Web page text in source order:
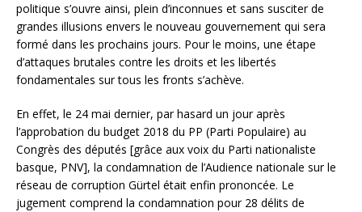
politique s’ouvre ainsi, plein d’inconnues et sans susciter de
grandes illusions envers le nouveau gouvernement qui sera
formé dans les prochains jours. Pour le moins, une étape
d’attaques brutales contre les droits et les libertés
fondamentales sur tous les fronts s’achève.
En effet, le 24 mai dernier, par hasard un jour après
l’approbation du budget 2018 du PP (Parti Populaire) au
Congrès des députés [grâce aux voix du Parti nationaliste
basque, PNV], la condamnation de l’Audience nationale sur le
réseau de corruption Gürtel était enfin prononcée. Le
jugement comprend la condamnation pour 28 délits de